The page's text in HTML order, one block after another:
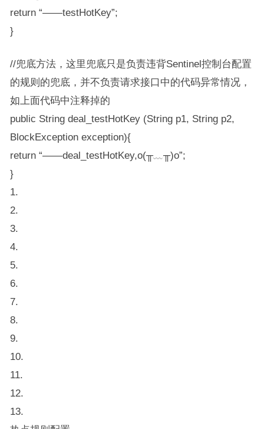
return “——testHotKey”;
}
//兜底方法，这里兜底只是负责违背Sentinel控制台配置
的规则的兜底，并不负责请求接口中的代码异常情况，
如上面代码中注释掉的
public String deal_testHotKey (String p1, String p2,
BlockException exception){
return “——deal_testHotKey,o(╥﹏╥)o”;
}
1.
2.
3.
4.
5.
6.
7.
8.
9.
10.
11.
12.
13.